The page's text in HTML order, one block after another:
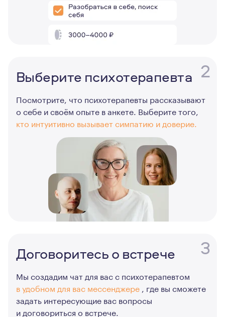
2
Выберите психотерапевта
Посмотрите, что психотерапевты рассказывают
о себе и своём опыте в анкете. Выберите того,
кто интуитивно вызывает симпатию и доверие.
3
Договоритесь о встрече
Мы создадим чат для вас с психотерапевтом
в удобном для вас мессенджере , где вы сможете
задать интересующие вас вопросы
и договориться о встрече.